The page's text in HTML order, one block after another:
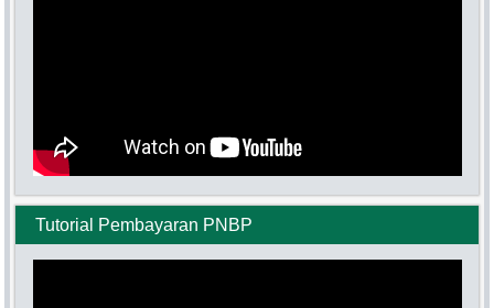
Tutorial Pembayaran PNBP